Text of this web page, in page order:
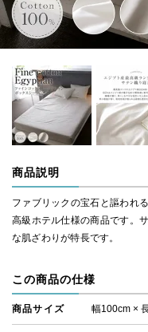
商品説明
ファブリックの宝石と謳われ
高級ホテル仕様の商品です。
な肌ざわりが特長です。
この商品の仕様
商品サイズ 幅100cm ×